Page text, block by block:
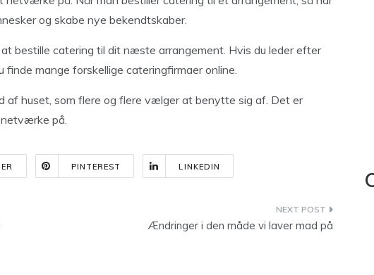
og skabe nye bekendtskaber.
bestille catering til dit næste arrangement. Hvis du leder efter
finde mange forskellige cateringfirmaer online.
af huset, som flere og flere vælger at benytte sig af. Det er
på.
PINTEREST LINKEDIN
Ændringer i den måde vi laver mad på